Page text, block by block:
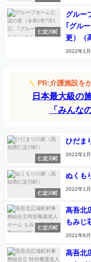
仁淀川町
グルー
｢グル
更）（
2022年1月
＼ PR:介護施設を
日本最大級の
「みんな
仁淀川町
ひだま
2022年1月
仁淀川町
ぬくも
2022年1月
仁淀川町
高吾北
もみじ
2021年8月
高吾北